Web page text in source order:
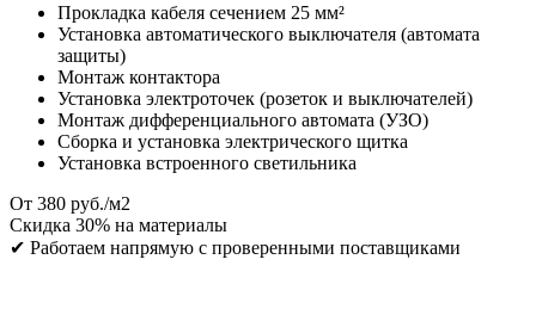
Прокладка кабеля сечением 25 мм²
Установка автоматического выключателя (автомата
защиты)
Монтаж контактора
Установка электроточек (розеток и выключателей)
Монтаж дифференциального автомата (УЗО)
Сборка и установка электрического щитка
Установка встроенного светильника
От 380 руб./м2
Скидка 30% на материалы
✔ Работаем напрямую с проверенными поставщиками